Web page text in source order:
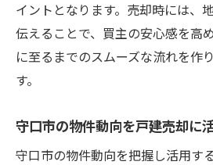
イントとなります。売却時には、
伝えることで、買主の安心感を高
に至るまでのスムーズな流れを作
す。
守口市の物件動向を戸建売却に
守口市の物件動向を把握し活用す